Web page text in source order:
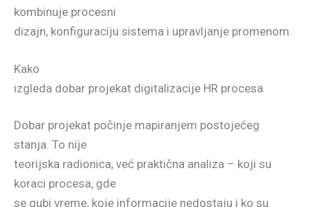
kombinuje procesni
dizajn, konfiguraciju sistema i upravljanje promenom.
Kako
izgleda dobar projekat digitalizacije HR procesa
Dobar projekat počinje mapiranjem postojećeg
stanja. To nije
teorijska radionica, već praktična analiza – koji su
koraci procesa, gde
se gubi vreme, koje informacije nedostaju i ko su